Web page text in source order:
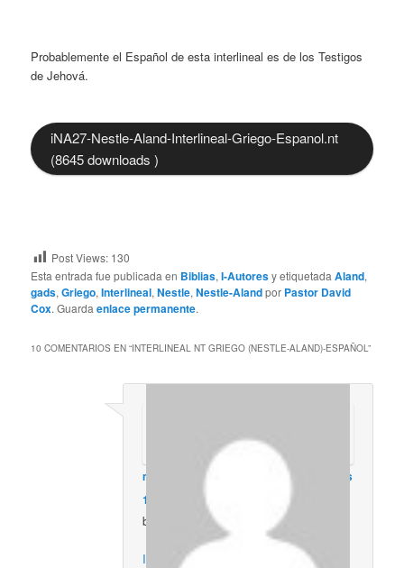
Probablemente el Español de esta interlineal es de los Testigos
de Jehová.
iNA27-Nestle-Aland-Interlineal-Griego-Espanol.nt
(8645 downloads )
Post Views: 130
Esta entrada fue publicada en Biblias,I-Autoresy etiquetadaAland,
gads,Griego,Interlineal,Nestle,Nestle-Alandpor Pastor David
Cox. Guardaenlace permanente.
10 COMENTARIOS EN “INTERLINEAL NT GRIEGO (NESTLE-ALAND)-ESPAÑOL”
marito siles en
septiembre 18, 2012 a las
11:09 am
buenisimo excelente
Inicia sesión para responder